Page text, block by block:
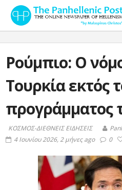
Ρούμπιο: Ο
Τουρκία εκτός
προγράμματος
ΚΟΣΜΟΣ-ΔΙΕΘΝΕΙΣ ΕΙΔΗΣΕΙΣ
4 Ιουνίου 2026, 2 μήνες ago
0